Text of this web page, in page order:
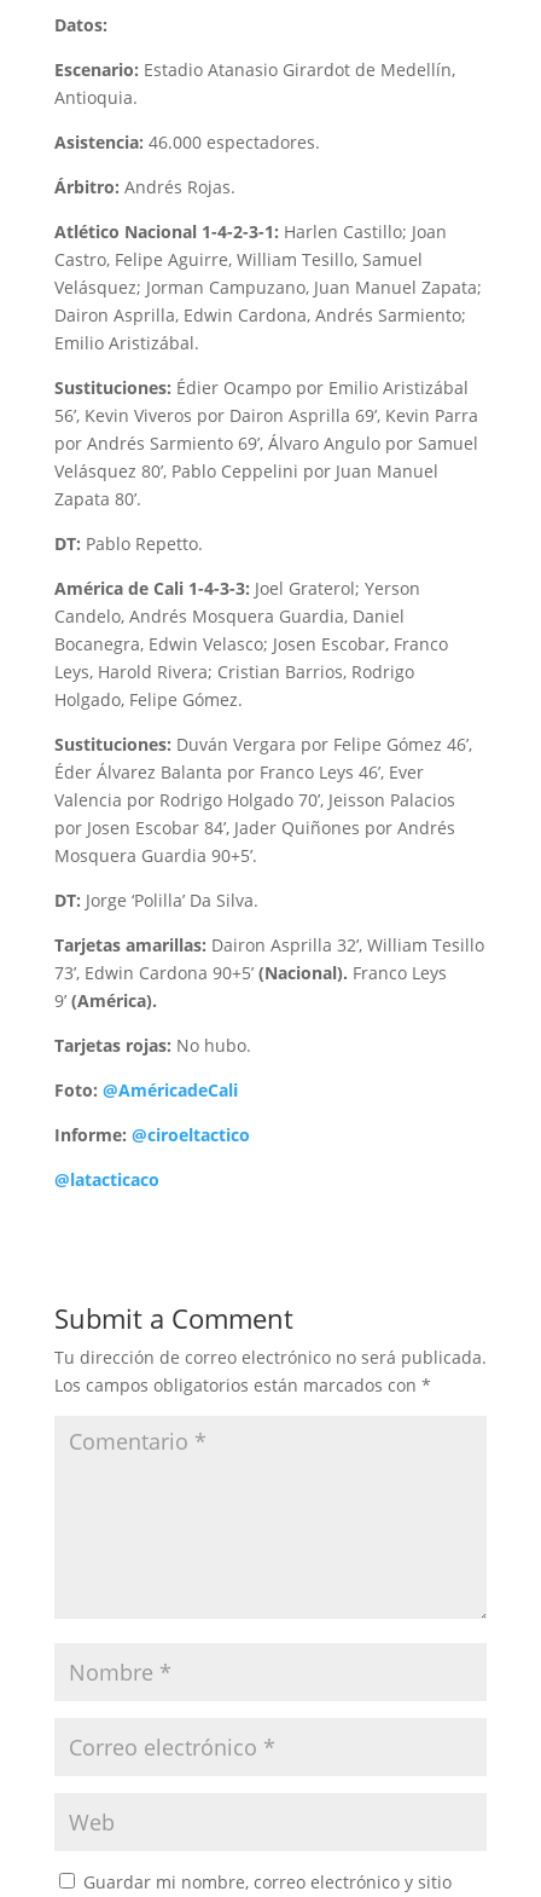
Datos:
Escenario: Estadio Atanasio Girardot de Medellín,
Antioquia.
Asistencia: 46.000 espectadores.
Árbitro: Andrés Rojas.
Atlético Nacional 1-4-2-3-1: Harlen Castillo; Joan
Castro, Felipe Aguirre, William Tesillo, Samuel
Velásquez; Jorman Campuzano, Juan Manuel Zapata;
Dairon Asprilla, Edwin Cardona, Andrés Sarmiento;
Emilio Aristizábal.
Sustituciones: Édier Ocampo por Emilio Aristizábal
56’, Kevin Viveros por Dairon Asprilla 69’, Kevin Parra
por Andrés Sarmiento 69’, Álvaro Angulo por Samuel
Velásquez 80’, Pablo Ceppelini por Juan Manuel
Zapata 80’.
DT: Pablo Repetto.
América de Cali 1-4-3-3: Joel Graterol; Yerson
Candelo, Andrés Mosquera Guardia, Daniel
Bocanegra, Edwin Velasco; Josen Escobar, Franco
Leys, Harold Rivera; Cristian Barrios, Rodrigo
Holgado, Felipe Gómez.
Sustituciones: Duván Vergara por Felipe Gómez 46’,
Éder Álvarez Balanta por Franco Leys 46’, Ever
Valencia por Rodrigo Holgado 70’, Jeisson Palacios
por Josen Escobar 84’, Jader Quiñones por Andrés
Mosquera Guardia 90+5’.
DT: Jorge ‘Polilla’ Da Silva.
Tarjetas amarillas: Dairon Asprilla 32’, William Tesillo
73’, Edwin Cardona 90+5’ (Nacional). Franco Leys
9’ (América).
Tarjetas rojas: No hubo.
Foto: @AméricadeCali
Informe: @ciroeltactico
@latacticaco
Submit a Comment
Tu dirección de correo electrónico no será publicada.
Los campos obligatorios están marcados con *
Guardar mi nombre, correo electrónico y sitio